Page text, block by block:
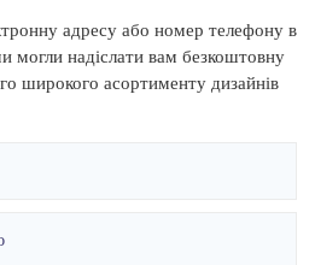
адресу або номер телефону в
могли надіслати вам безкоштовну
широкого асортименту дизайнів